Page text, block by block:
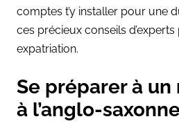
comptes t’y installer pour une
ces précieux conseils
expatriation.
Se préparer à un
à l’anglo-